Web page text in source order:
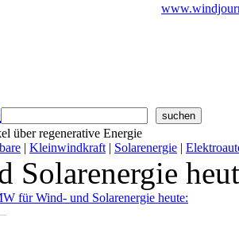
über regenerative Energie
| Kleinwindkraft | Solarenergie |
Solarenergie
für Wind- und Solarenergie heute: